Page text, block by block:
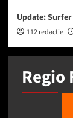
Update:
112 redactie
Regio